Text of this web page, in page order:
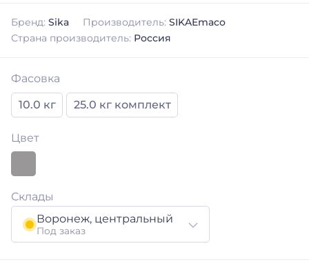
Бренд: Sika Производитель: SIKAEmaco
Страна производитель: Россия
Фасовка
10.0 кг
25.0 кг комплект
Цвет
Склады
Воронеж, центральный
Под заказ